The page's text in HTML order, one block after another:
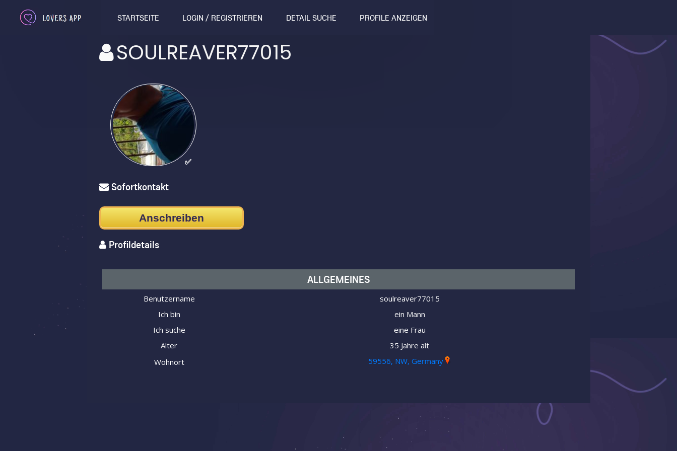
STARTSEITE LOGIN / REGISTRIEREN DETAIL SUCHE PROFILE ANZEIGEN
SOULREAVER77015
✅
Sofortkontakt
Anschreiben
Profildetails
ALLGEMEINES
Benutzername
soulreaver77015
Ich bin
ein Mann
Ich suche
eine Frau
Alter
35 Jahre alt
Wohnort
59556, NW, Germany